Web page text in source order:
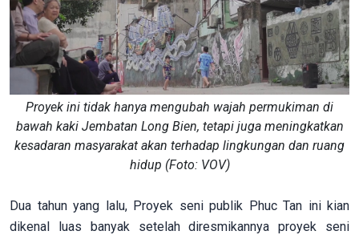
Proyek ini tidak hanya mengubah wajah permukiman di
bawah kaki Jembatan Long Bien, tetapi juga meningkatkan
kesadaran masyarakat akan terhadap lingkungan dan ruang
hidup (Foto: VOV)
Dua tahun yang lalu, Proyek seni publik Phuc Tan ini kian
dikenal luas banyak setelah diresmikannya proyek seni